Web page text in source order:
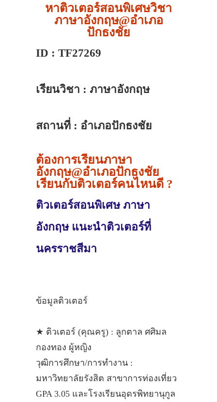
หาติวเตอร์สอนพิเศษวิชา
ภาษาอังกฤษ@อำเภอ
ปักธงชัย
ID : TF27269
เรียนวิชา : ภาษาอังกฤษ
สถานที่ : อำเภอปักธงชัย
ต้องการเรียนภาษา
อังกฤษ@อำเภอปักธงชัย
เรียนกับติวเตอร์คนไหนดี ?
ติวเตอร์สอนพิเศษ ภาษา
อังกฤษ แนะนำติวเตอร์ที่
นครราชสีมา
ข้อมูลติวเตอร์
★ ติวเตอร์ (คุณครู) : ลูกตาล ศศิมล
กองทอง ผู้หญิง
วุฒิการศึกษา/การทำงาน :
มหาวิทยาลัยรังสิต สาขาการท่องเที่ยว
GPA 3.05 และโรงเรียนอุดรพิทยานุกูล